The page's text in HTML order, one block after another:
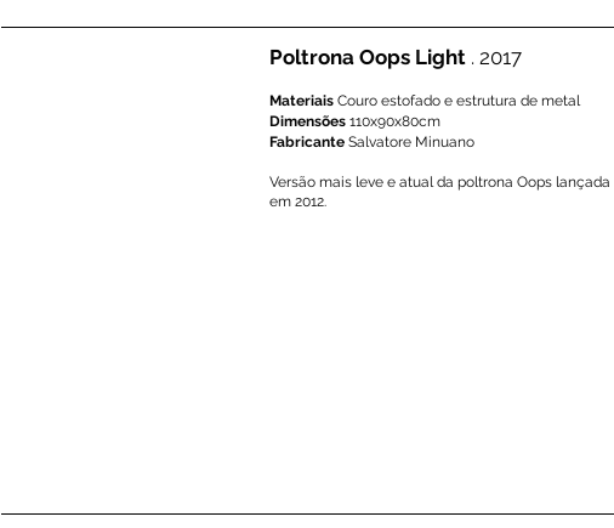
Poltrona Oops Light . 2017
Materiais Couro estofado e estrutura de metal
Dimensões 110x90x80cm
Fabricante Salvatore Minuano
Versão mais leve e atual da poltrona Oops lançada
em 2012.